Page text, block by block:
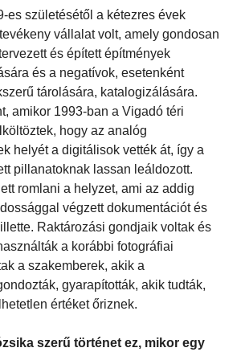
es születésétől a kétezres évek
vállalat volt, amely gondosan
és épített építmények
és a negatívok, esetenként
tárolására, katalogizálására.
amikor 1993-ban a Vigadó téri
hogy az analóg
helyét a digitálisok vették át, így a
pillanatoknak lassan leáldozott.
romlani a helyzet, ami az addig
végzett dokumentációt és
Raktározási gondjaik voltak és
a korábbi fotográfiai
a szakemberek, akik a
gyarapították, akik tudták,
értéket őriznek.
szerű történet ez, mikor egy